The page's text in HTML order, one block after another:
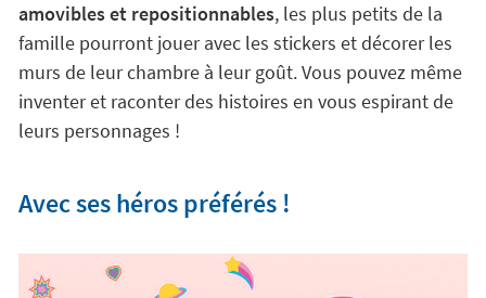
amovibles et repositionnables, les plus petits de la
famille pourront jouer avec les stickers et décorer les
murs de leur chambre à leur goût. Vous pouvez même
inventer et raconter des histoires en vous espirant de
leurs personnages !
Avec ses héros préférés !